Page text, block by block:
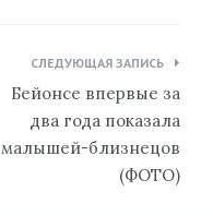
СЛЕДУЮЩАЯ ЗАПИСЬ
Бейонсе впервые за
два года показала
малышей-близнецов
(ФОТО)